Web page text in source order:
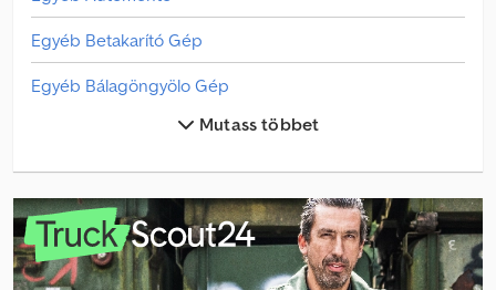
Egyéb Betakarító Gép
Egyéb Bálagöngyölo Gép
Egyéb Csereszekrény
Egyéb Cseretartály
Egyéb Egyb Klnleges Ptmny
Egyéb Egyéb
Mutass többet